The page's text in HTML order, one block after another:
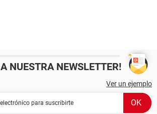
NUESTRA NEWSLETTER!
Ver un ejemplo